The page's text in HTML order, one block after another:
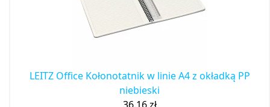
LEITZ Office Kołonotatnik w linie A4 z okładką PP
niebieski